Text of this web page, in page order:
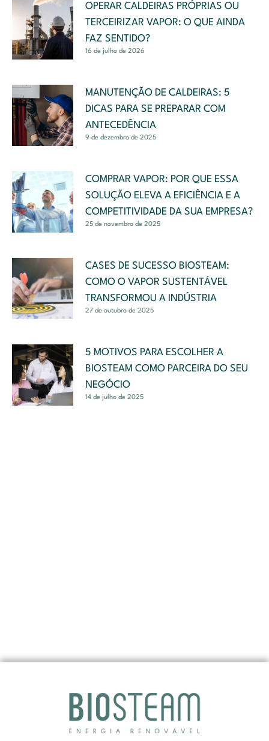
OPERAR CALDEIRAS PRÓPRIAS OU
TERCEIRIZAR VAPOR: O QUE AINDA
FAZ SENTIDO?
16 de julho de 2026
MANUTENÇÃO DE CALDEIRAS: 5
DICAS PARA SE PREPARAR COM
ANTECEDÊNCIA
9 de dezembro de 2025
COMPRAR VAPOR: POR QUE ESSA
SOLUÇÃO ELEVA A EFICIÊNCIA E A
COMPETITIVIDADE DA SUA EMPRESA?
25 de novembro de 2025
CASES DE SUCESSO BIOSTEAM:
COMO O VAPOR SUSTENTÁVEL
TRANSFORMOU A INDÚSTRIA
27 de outubro de 2025
5 MOTIVOS PARA ESCOLHER A
BIOSTEAM COMO PARCEIRA DO SEU
NEGÓCIO
14 de julho de 2025